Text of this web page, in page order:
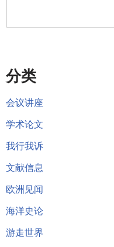
分类
会议讲座
学术论文
我行我诉
文献信息
欧洲见闻
海洋史论
游走世界